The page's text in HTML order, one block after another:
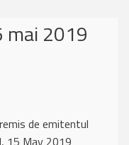
mai 2019
de emitentul
15 May 2019